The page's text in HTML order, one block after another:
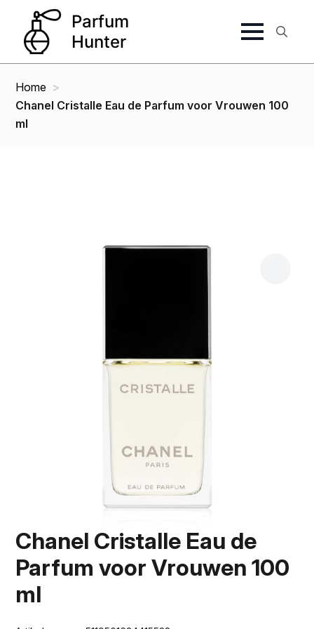
Home
Chanel Cristalle Eau de Parfum voor Vrouwen 100
ml
Chanel Cristalle Eau de
Parfum voor Vrouwen 100
ml